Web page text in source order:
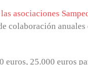
colaboración
euros, 25.000 euros